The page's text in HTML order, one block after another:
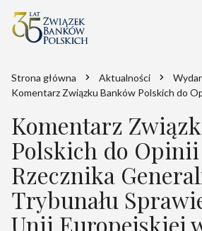
Strona główna Aktualności
Komentarz Związku Banków Polskich do
Komentarz
Polskich do Opinii
Rzecznika
Trybunału
Unii Europejskiej